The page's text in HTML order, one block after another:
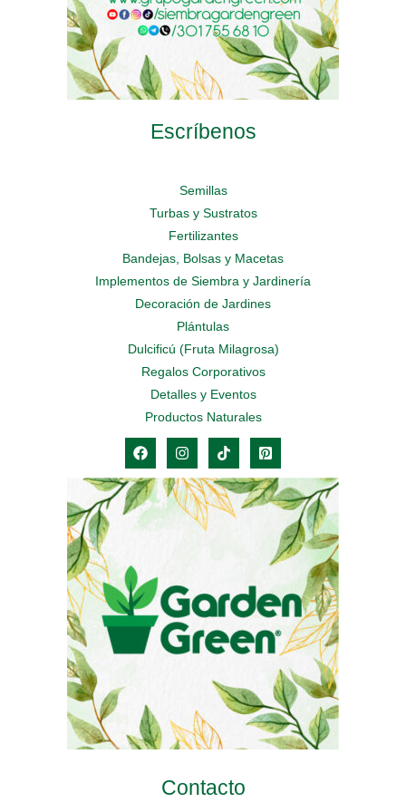
Escríbenos
Semillas
Turbas y Sustratos
Fertilizantes
Bandejas, Bolsas y Macetas
Implementos de Siembra y Jardinería
Decoración de Jardines
Plántulas
Dulcificú (Fruta Milagrosa)
Regalos Corporativos
Detalles y Eventos
Productos Naturales
Contacto